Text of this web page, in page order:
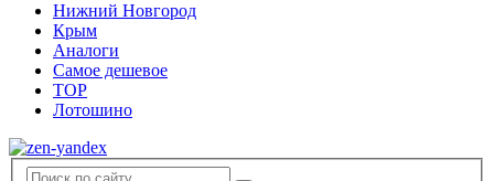
Нижний Новгород
Крым
Аналоги
Самое дешевое
TOP
Лотошино